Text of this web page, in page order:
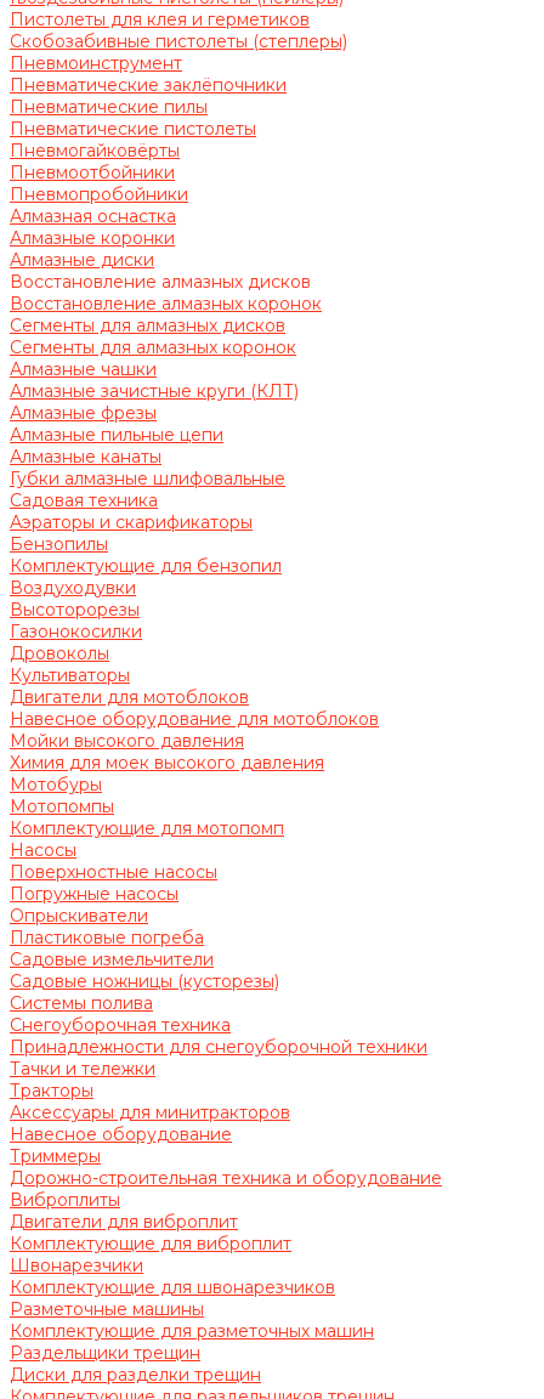
Пистолеты для клея и герметиков
Скобозабивные пистолеты (степлеры)
Пневмоинструмент
Пневматические заклёпочники
Пневматические пилы
Пневматические пистолеты
Пневмогайковёрты
Пневмоотбойники
Пневмопробойники
Алмазная оснастка
Алмазные коронки
Алмазные диски
Восстановление алмазных дисков
Восстановление алмазных коронок
Сегменты для алмазных дисков
Сегменты для алмазных коронок
Алмазные чашки
Алмазные зачистные круги (КЛТ)
Алмазные фрезы
Алмазные пильные цепи
Алмазные канаты
Губки алмазные шлифовальные
Садовая техника
Аэраторы и скарификаторы
Бензопилы
Комплектующие для бензопил
Воздуходувки
Высоторорезы
Газонокосилки
Дровоколы
Культиваторы
Двигатели для мотоблоков
Навесное оборудование для мотоблоков
Мойки высокого давления
Химия для моек высокого давления
Мотобуры
Мотопомпы
Комплектующие для мотопомп
Насосы
Поверхностные насосы
Погружные насосы
Опрыскиватели
Пластиковые погреба
Садовые измельчители
Садовые ножницы (кусторезы)
Системы полива
Снегоуборочная техника
Принадлежности для снегоуборочной техники
Тачки и тележки
Тракторы
Аксессуары для минитракторов
Навесное оборудование
Триммеры
Дорожно-строительная техника и оборудование
Виброплиты
Двигатели для виброплит
Комплектующие для виброплит
Швонарезчики
Комплектующие для швонарезчиков
Разметочные машины
Комплектующие для разметочных машин
Раздельщики трещин
Диски для разделки трещин